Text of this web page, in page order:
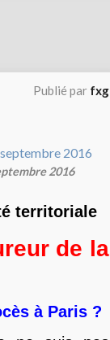
Publié par fxg
2016
territoriale
de la
à Paris ?